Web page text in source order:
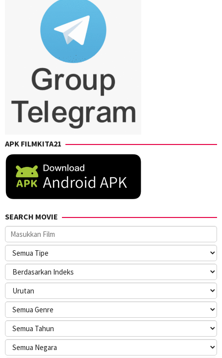
APK FILMKITA21
SEARCH MOVIE